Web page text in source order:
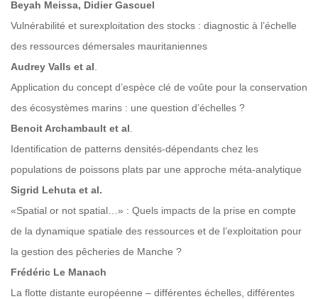
Beyah Meissa, Didier Gascuel
Vulnérabilité et surexploitation des stocks : diagnostic à l’échelle
des ressources démersales mauritaniennes
Audrey Valls et al
Application du concept d’espèce clé de voûte pour la conservation
des écosystèmes marins : une question d’échelles ?
Benoit Archambault et al
Identification de patterns densités-dépendants chez les
populations de poissons plats par une approche méta-analytique
Sigrid Lehuta et al.
«Spatial or not spatial…» : Quels impacts de la prise en compte
de la dynamique spatiale des ressources et de l’exploitation pour
la gestion des pêcheries de Manche ?
Frédéric Le Manach
La flotte distante européenne – différentes échelles, différentes